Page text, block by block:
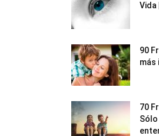
Vida
90
más
70